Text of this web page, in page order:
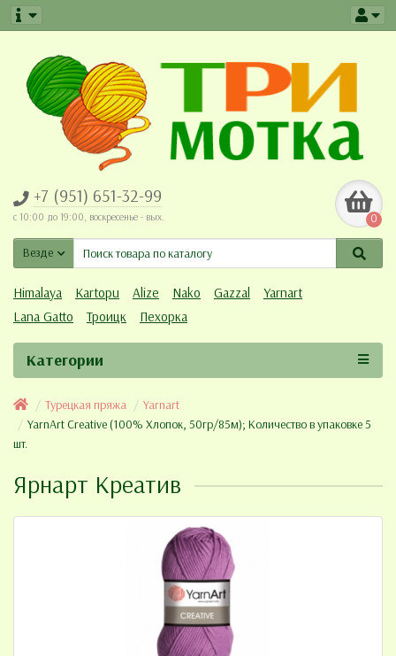
+7 (951) 651-32-99
c 10:00 до 19:00, воскресенье - вых. 0
Везде
Himalaya Kartopu Alize Nako Gazzal
Yarnart
Lana Gatto
Троицк Пехорка
Категории
Турецкая пряжа
Yarnart
YarnArt Creative (100% Хлопок, 50гр/85м); Количество в упаковке 5
шт.
Ярнарт Креатив